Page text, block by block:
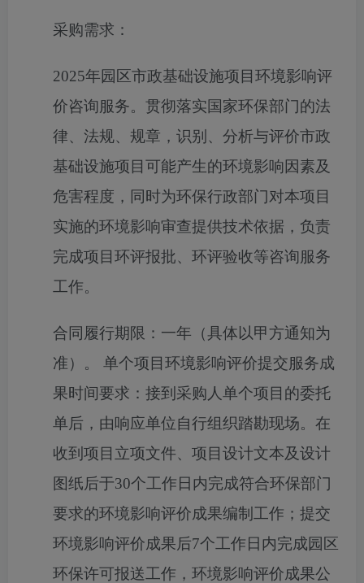
采购需求：
2025年园区市政基础设施项目环境影响评
价咨询服务。贯彻落实国家环保部门的法
律、法规、规章，识别、分析与评价市政
基础设施项目可能产生的环境影响因素及
危害程度，同时为环保行政部门对本项目
实施的环境影响审查提供技术依据，负责
完成项目环评报批、环评验收等咨询服务
工作。
合同履行期限： 一年（具体以甲方通知为
准）。 单个项目环境影响评价提交服务成
果时间要求：接到采购人单个项目的委托
单后，由响应单位自行组织踏勘现场。在
收到项目立项文件、项目设计文本及设计
图纸后于30个工作日内完成符合环保部门
要求的环境影响评价成果编制工作；提交
环境影响评价成果后7个工作日内完成园区
环保许可报送工作，环境影响评价成果公